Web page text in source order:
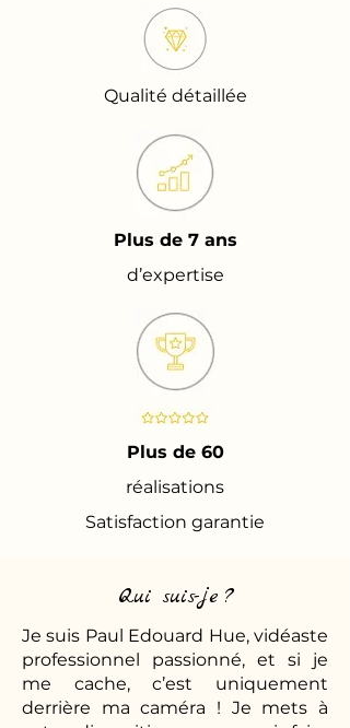
Qualité détaillée
Plus de 7 ans
d’expertise
Plus de 60
réalisations
Satisfaction garantie
Qui suis-je ?
Je suis Paul Edouard Hue, vidéaste
professionnel passionné, et si je
me cache, c’est uniquement
derrière ma caméra ! Je mets à